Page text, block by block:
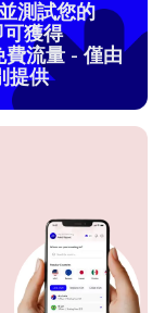
測試您的
獲得
費流量 - 僅由
提供